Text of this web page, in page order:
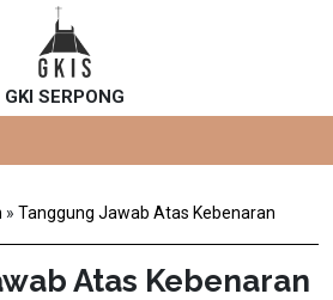
GKI SERPONG
» Tanggung Jawab Atas Kebenaran
Atas Kebenaran